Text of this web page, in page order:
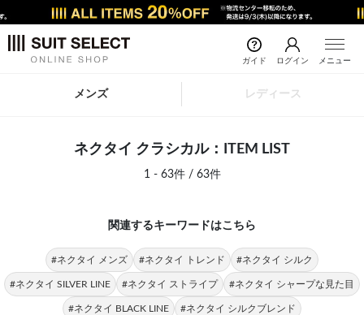
ガイド ログイン メニュー
メンズ レディース
ネクタイ クラシカル：ITEM LIST
1 - 63件 / 63件
関連するキーワードはこちら
#ネクタイ メンズ #ネクタイ トレンド #ネクタイ シルク
#ネクタイ SILVER LINE #ネクタイ ストライプ #ネクタイ シャープな見た目
#ネクタイ BLACK LINE #ネクタイ シルクブレンド